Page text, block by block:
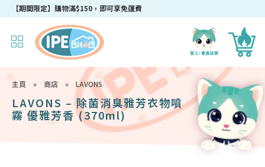
【期間限定】購物滿$150，即可享免運費
成為IPEshop會員，新會員即可獲得迎新$50購物優惠碼！
主頁 » 商店 » LAVONS
LAVONS – 除菌消臭雅芳衣物噴
霧 優雅芳香 (370ml)